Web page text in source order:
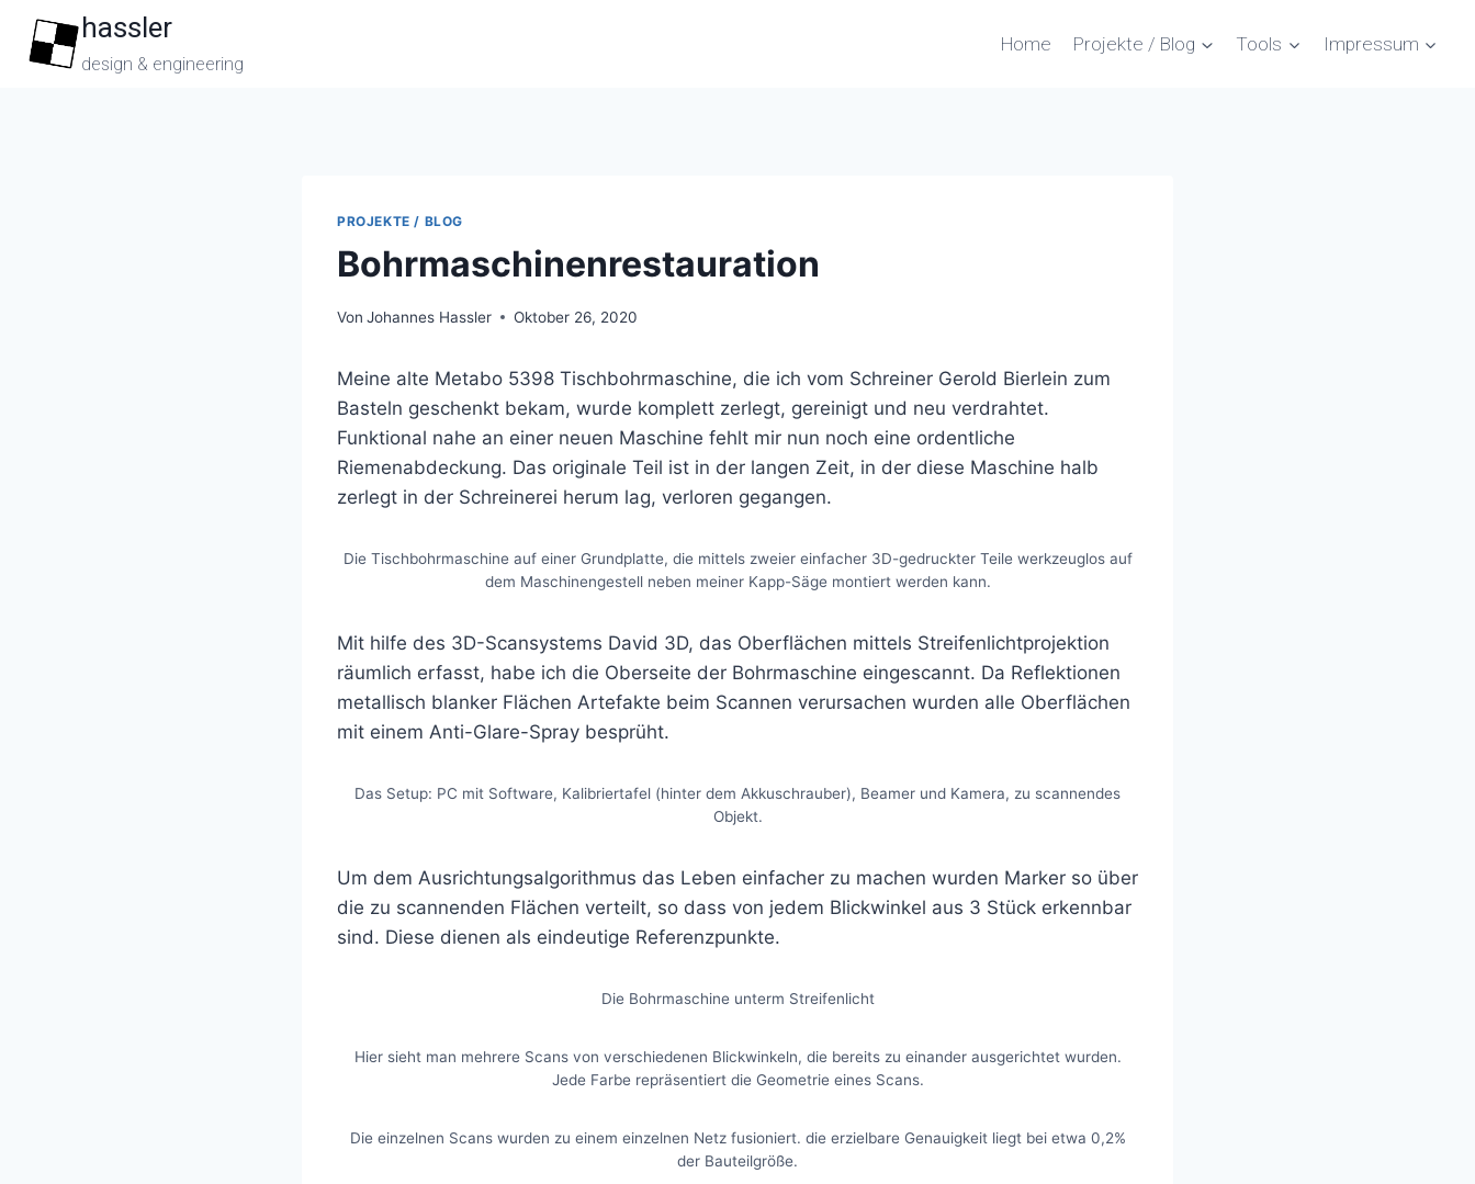
Zum
Inhalt
springen
hassler
design & engineering
Home Projekte / Blog Tools Impressum
PROJEKTE / BLOG
Bohrmaschinenrestauration
Von Johannes Hassler Oktober 26, 2020
Meine alte Metabo 5398 Tischbohrmaschine, die ich vom Schreiner Gerold Bierlein zum
Basteln geschenkt bekam, wurde komplett zerlegt, gereinigt und neu verdrahtet.
Funktional nahe an einer neuen Maschine fehlt mir nun noch eine ordentliche
Riemenabdeckung. Das originale Teil ist in der langen Zeit, in der diese Maschine halb
zerlegt in der Schreinerei herum lag, verloren gegangen.
Die Tischbohrmaschine auf einer Grundplatte, die mittels zweier einfacher 3D-gedruckter Teile werkzeuglos auf
dem Maschinengestell neben meiner Kapp-Säge montiert werden kann.
Mit hilfe des 3D-Scansystems David 3D, das Oberflächen mittels Streifenlichtprojektion
räumlich erfasst, habe ich die Oberseite der Bohrmaschine eingescannt. Da Reflektionen
metallisch blanker Flächen Artefakte beim Scannen verursachen wurden alle Oberflächen
mit einem Anti-Glare-Spray besprüht.
Das Setup: PC mit Software, Kalibriertafel (hinter dem Akkuschrauber), Beamer und Kamera, zu scannendes
Objekt.
Um dem Ausrichtungsalgorithmus das Leben einfacher zu machen wurden Marker so über
die zu scannenden Flächen verteilt, so dass von jedem Blickwinkel aus 3 Stück erkennbar
sind. Diese dienen als eindeutige Referenzpunkte.
Die Bohrmaschine unterm Streifenlicht
Hier sieht man mehrere Scans von verschiedenen Blickwinkeln, die bereits zu einander ausgerichtet wurden.
Jede Farbe repräsentiert die Geometrie eines Scans.
Die einzelnen Scans wurden zu einem einzelnen Netz fusioniert. die erzielbare Genauigkeit liegt bei etwa 0,2%
der Bauteilgröße.